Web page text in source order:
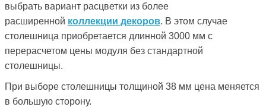
выбрать вариант расцветки из более
расширенной коллекции декоров. В этом случае
столешница приобретается длинной 3000 мм с
перерасчетом цены модуля без стандартной
столешницы.
При выборе столешницы толщиной 38 мм цена меняется
в большую сторону.